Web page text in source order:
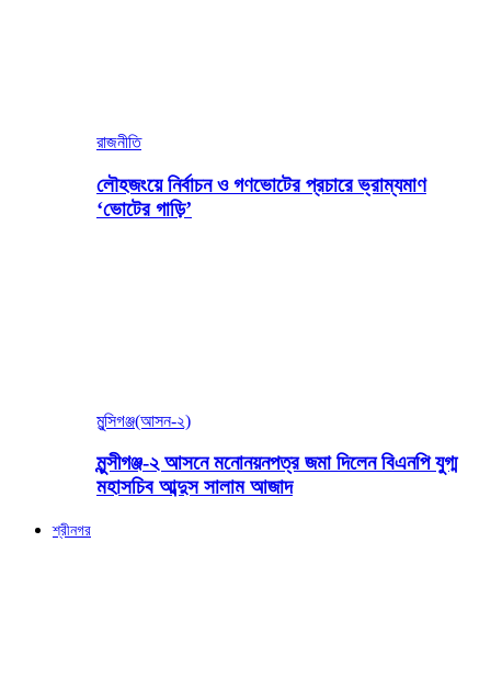
রাজনীতি
লৌহজংয়ে নির্বাচন ও গণভোটের প্রচারে ভ্রাম্যমাণ
‘ভোটের গাড়ি’
মুন্সিগঞ্জ(আসন-২)
মুন্সীগঞ্জ-২ আসনে মনোনয়নপত্র জমা দিলেন বিএনপি যুগ্ম
মহাসচিব আব্দুস সালাম আজাদ
শ্রীনগর